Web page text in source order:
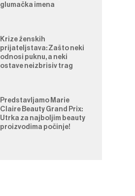
glumačka imena
Krize ženskih
prijateljstava: Zašto neki
odnosi puknu, a neki
ostave neizbrisiv trag
Predstavljamo Marie
Claire Beauty Grand Prix:
Utrka za najboljim beauty
proizvodima počinje!